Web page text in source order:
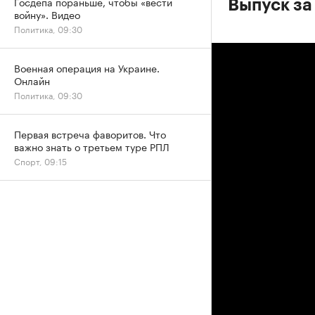
Выпуск
войну». Видео
Политика, 09:30
Военная операция на Украине.
Онлайн
Политика, 09:30
Первая встреча фаворитов. Что
важно знать о третьем туре РПЛ
Спорт, 09:15